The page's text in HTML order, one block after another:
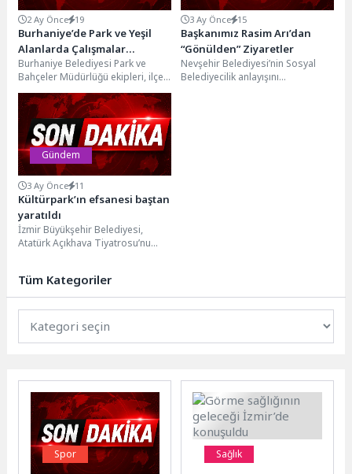
2 Ay Önce 19
Burhaniye’de Park ve Yeşil
Alanlarda Çalışmalar
Kesintisiz Sürüyor
Burhaniye Belediyesi Park ve
Bahçeler Müdürlüğü ekipleri, ilçe
genelinde park ve yeşil alanlarda
bakım-onarım, temizlik...
3 Ay Önce 15
Başkanımız Rasim Arı’dan
“Gönülden” Ziyaretler
Nevşehir Belediyesi’nin Sosyal
Belediyecilik anlayışını
Gündem
3 Ay Önce 11
Kültürpark’ın efsanesi baştan
yaratıldı
İzmir Büyükşehir Belediyesi,
Atatürk Açıkhava Tiyatrosu’nu
3...
Tüm Kategoriler
Spor Sağlık